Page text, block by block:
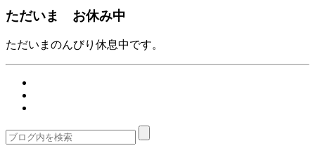
ただいま お休み中
ただいまのんびり休息中です。